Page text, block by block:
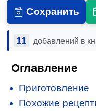
Сохранить
11 добавлений в
Оглавление
Приготовление
Похожие